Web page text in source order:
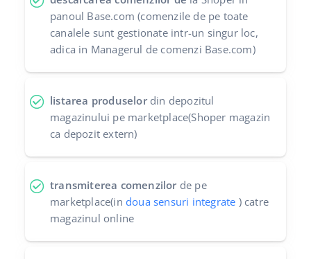
română
中文
panoul Base.com (comenzile de pe toate
canalele sunt gestionate intr-un singur loc,
adica in Managerul de comenzi Base.com)
listarea produselordin depozitul
magazinului pe marketplace(Shoper magazin
ca depozit extern)
transmiterea comenzilor de pe
marketplace(in doua sensuri integrate ) catre
magazinul online